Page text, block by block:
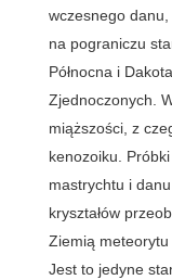
wczesnego
na pograniczu
Północna i
Zjednoczonych.
miąższości, z
kenozoiku.
mastrychtu i
kryształów
Ziemią meteorytu
Jest to jedyne